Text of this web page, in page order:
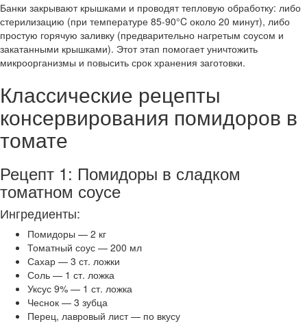
Банки закрывают крышками и проводят тепловую обработку: либо
стерилизацию (при температуре 85-90°C около 20 минут), либо
простую горячую заливку (предварительно нагретым соусом и
закатанными крышками). Этот этап помогает уничтожить
микроорганизмы и повысить срок хранения заготовки.
Классические рецепты
консервирования помидоров в
томате
Рецепт 1: Помидоры в сладком
томатном соусе
Ингредиенты:
Помидоры — 2 кг
Томатный соус — 200 мл
Сахар — 3 ст. ложки
Соль — 1 ст. ложка
Уксус 9% — 1 ст. ложка
Чеснок — 3 зубца
Перец, лавровый лист — по вкусу